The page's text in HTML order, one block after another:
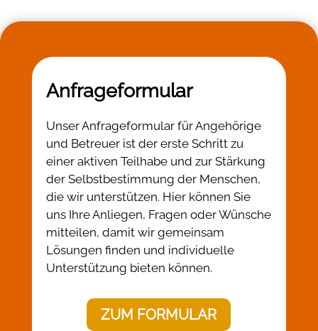
Anfrageformular
Unser Anfrageformular für Angehörige
und Betreuer ist der erste Schritt zu
einer aktiven Teilhabe und zur Stärkung
der Selbstbestimmung der Menschen,
die wir unterstützen. Hier können Sie
uns Ihre Anliegen, Fragen oder Wünsche
mitteilen, damit wir gemeinsam
Lösungen finden und individuelle
Unterstützung bieten können.
ZUM FORMULAR